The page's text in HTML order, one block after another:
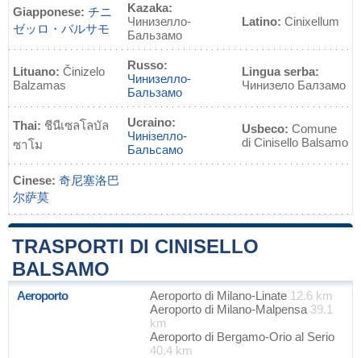
Giapponese: チニ
ゼッロ・バルサモ
Kazaka:
Чинизелло-
Бальзамо
Latino: Cinixellum
Lituano: Činizelo
Balzamas
Russo:
Чинизелло-
Бальзамо
Lingua serba:
Чинизело Балзамо
Thai: ชีนีเซลโลบัล
ซาโม
Ucraino:
Чинізелло-
Бальсамо
Usbeco: Comune
di Cinisello Balsamo
Cinese: 奇尼塞洛巴
尔萨莫
TRASPORTI DI CINISELLO
BALSAMO
Aeroporto Aeroporto di Milano-Linate 12.6 km
Aeroporto di Milano-Malpensa 39.1
km
Aeroporto di Bergamo-Orio al Serio
40.4 km